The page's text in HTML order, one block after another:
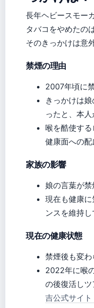
長年ヘビースモー
タバコをやめたの
そのきっかけは意
禁煙の理由
2007年頃に
きっかけは
ったと、本
喉を酷使する
健康面への
家族の影響
娘の言葉が
現在も健康
ンスを維持し
現在の健康状態
禁煙後も変
2022年に喉
の後復活し
吉公式サイ